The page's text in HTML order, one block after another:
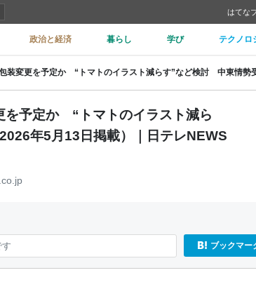
はてな
政治と経済 暮らし 学び テクノロ
を予定か “トマトのイラスト減ら
年5月13日掲載）｜日テレNEWS
ブックマー